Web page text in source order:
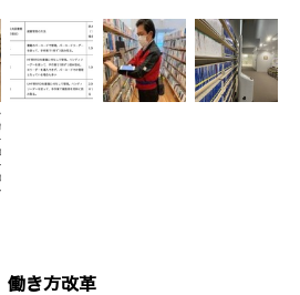
働き方改革